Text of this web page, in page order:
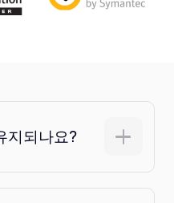
지되나요?